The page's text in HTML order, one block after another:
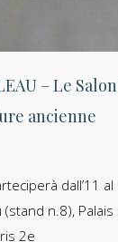
– Le
ancienne
dall’11
(stand n.8),
2e